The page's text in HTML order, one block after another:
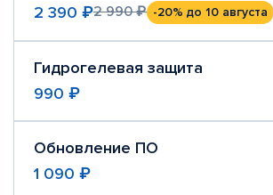
2 390 ₽2 990 ₽ -20% до 10 августа
Гидрогелевая защита
990 ₽
Обновление ПО
1 090 ₽